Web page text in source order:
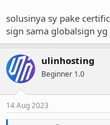
solusinya sy pake
sign sama globalsign
ulinhosting
Beginner 1.0
14 Aug 2023